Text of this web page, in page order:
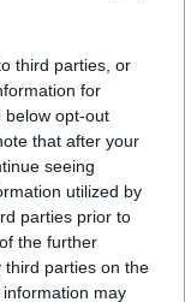
third parties, or
for
below opt-out
that after your
seeing
utilized by
parties prior to
the further
third parties on the
information may
un
chic si